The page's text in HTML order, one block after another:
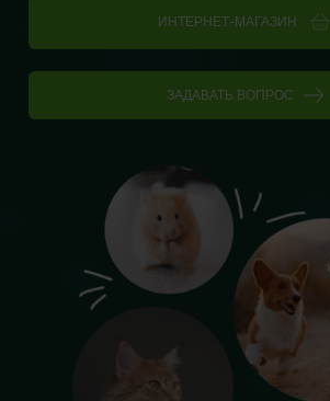
ИНТЕРНЕТ-МАГАЗИН
ЗАДАВАТЬ ВОПРОС